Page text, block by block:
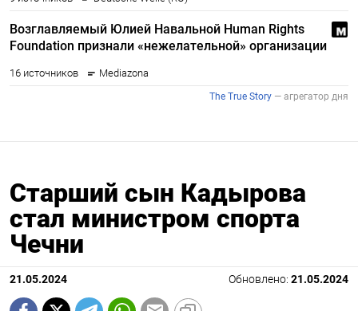
Старший сын Кадырова
стал министром спорта
Чечни
21.05.2024 Обновлено: 21.05.2024